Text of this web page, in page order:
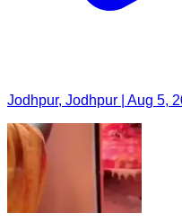
Jodhpur, Jodhpur | Aug 5,